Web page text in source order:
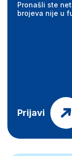
Pronašli ste
brojeva nije u
Prijavi